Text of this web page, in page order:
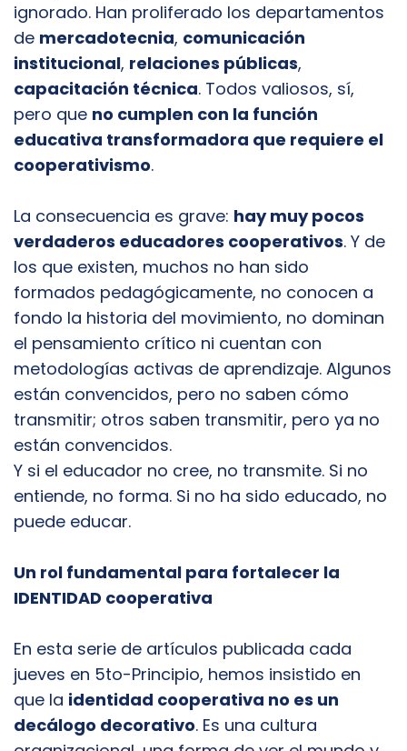
ignorado. Han proliferado los departamentos
de mercadotecnia, comunicación
institucional, relaciones públicas,
capacitación técnica. Todos valiosos, sí,
pero que no cumplen con la función
educativa transformadora que requiere el
cooperativismo.
La consecuencia es grave: hay muy pocos
verdaderos educadores cooperativos. Y de
los que existen, muchos no han sido
formados pedagógicamente, no conocen a
fondo la historia del movimiento, no dominan
el pensamiento crítico ni cuentan con
metodologías activas de aprendizaje. Algunos
están convencidos, pero no saben cómo
transmitir; otros saben transmitir, pero ya no
están convencidos.
Y si el educador no cree, no transmite. Si no
entiende, no forma. Si no ha sido educado, no
puede educar.
Un rol fundamental para fortalecer la
IDENTIDAD cooperativa
En esta serie de artículos publicada cada
jueves en 5to-Principio, hemos insistido en
que la identidad cooperativa no es un
decálogo decorativo. Es una cultura